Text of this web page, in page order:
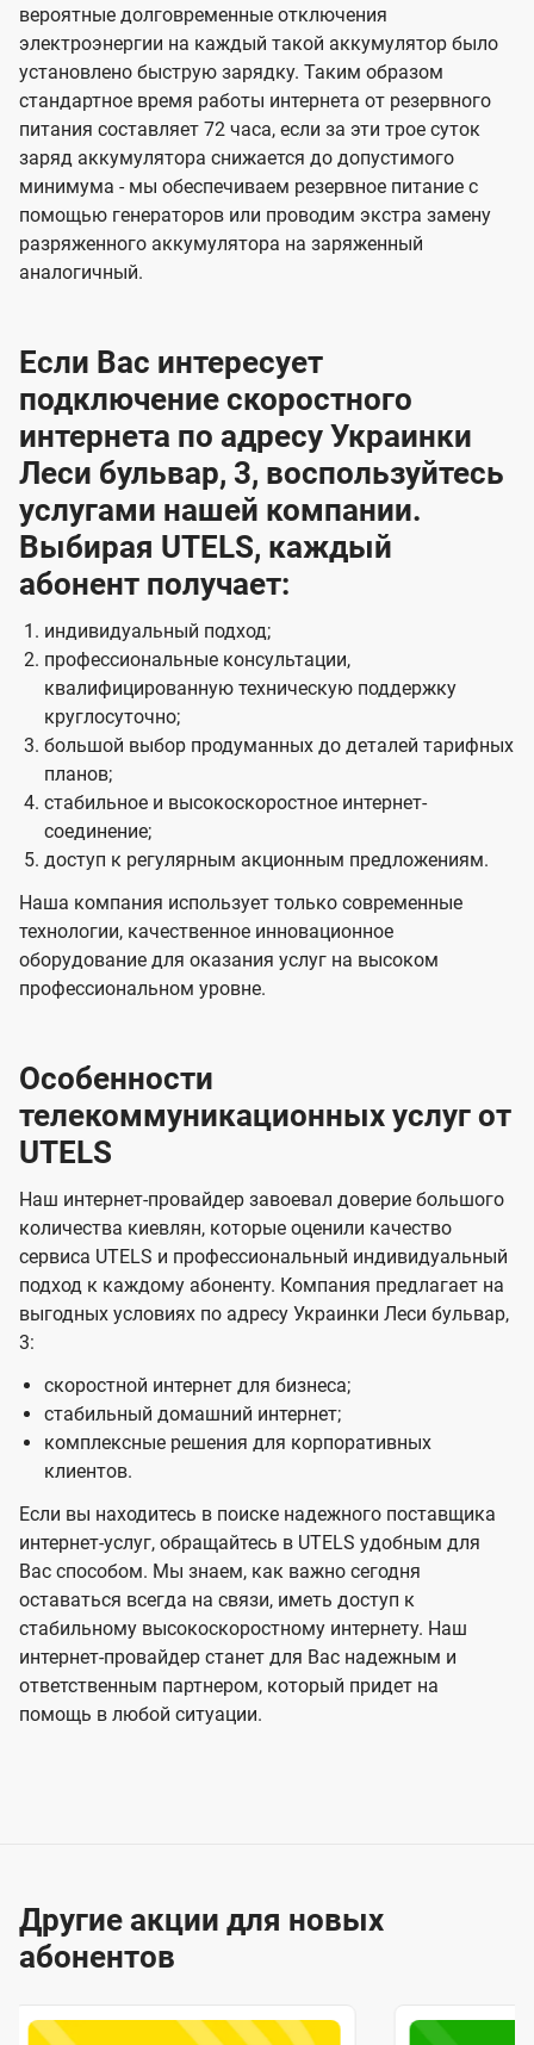
вероятные долговременные отключения
электроэнергии на каждый такой аккумулятор было
установлено быструю зарядку. Таким образом
стандартное время работы интернета от резервного
питания составляет 72 часа, если за эти трое суток
заряд аккумулятора снижается до допустимого
минимума - мы обеспечиваем резервное питание с
помощью генераторов или проводим экстра замену
разряженного аккумулятора на заряженный
аналогичный.
Если Вас интересует
подключение скоростного
интернета по адресу Украинки
Леси бульвар, 3, воспользуйтесь
услугами нашей компании.
Выбирая UTELS, каждый
абонент получает:
индивидуальный подход;
профессиональные консультации,
квалифицированную техническую поддержку
круглосуточно;
большой выбор продуманных до деталей тарифных
планов;
стабильное и высокоскоростное интернет-
соединение;
доступ к регулярным акционным предложениям.
Наша компания использует только современные
технологии, качественное инновационное
оборудование для оказания услуг на высоком
профессиональном уровне.
Особенности
телекоммуникационных услуг от
UTELS
Наш интернет-провайдер завоевал доверие большого
количества киевлян, которые оценили качество
сервиса UTELS и профессиональный индивидуальный
подход к каждому абоненту. Компания предлагает на
выгодных условиях по адресу Украинки Леси бульвар,
3:
скоростной интернет для бизнеса;
стабильный домашний интернет;
комплексные решения для корпоративных
клиентов.
Если вы находитесь в поиске надежного поставщика
интернет-услуг, обращайтесь в UTELS удобным для
Вас способом. Мы знаем, как важно сегодня
оставаться всегда на связи, иметь доступ к
стабильному высокоскоростному интернету. Наш
интернет-провайдер станет для Вас надежным и
ответственным партнером, который придет на
помощь в любой ситуации.
Другие акции для новых
абонентов